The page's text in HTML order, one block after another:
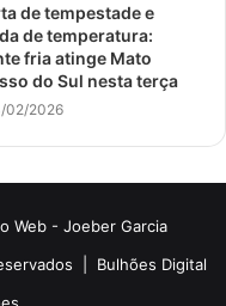
de tempestade e
de temperatura:
fria atinge Mato
do Sul nesta terça
02/2026
Web - Joeber Garcia
| Bulhões Digital